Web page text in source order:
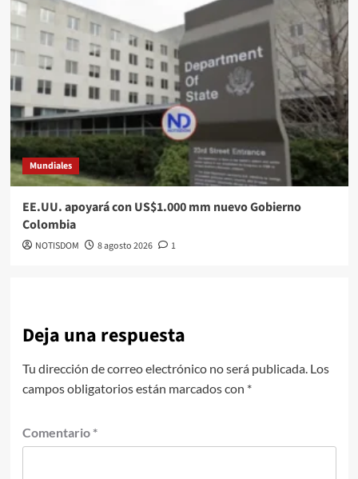
Mundiales
EE.UU. apoyará con US$1.000 mm nuevo Gobierno
Colombia
NOTISDOM 8 agosto 2026 1
Deja una respuesta
Tu dirección de correo electrónico no será publicada. Los
campos obligatorios están marcados con *
Comentario *